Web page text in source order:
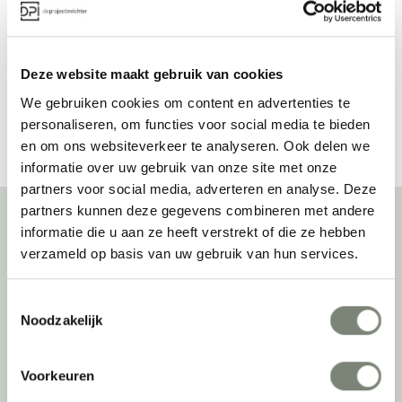
Deze website maakt gebruik van cookies
We gebruiken cookies om content en advertenties te
personaliseren, om functies voor social media te bieden
en om ons websiteverkeer te analyseren. Ook delen we
informatie over uw gebruik van onze site met onze
partners voor social media, adverteren en analyse. Deze
partners kunnen deze gegevens combineren met andere
informatie die u aan ze heeft verstrekt of die ze hebben
verzameld op basis van uw gebruik van hun services.
Noodzakelijk
Voorkeuren
Vanaf €€
Bekijk alles van Segis
Over deprojectinrichter
van de beste werkomgeving zetten we ons dagelijks met veel
passie en enthousiasme in om juist dat voor onze klanten te
met het oog op nu; dankzij ons duurzame en circulaire karakter
kijken we ook naar de toekomst. Naar hoe we werkomgevingen een